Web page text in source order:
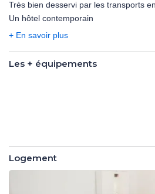
choix prioritaire pour ceux qui
les principaux points d'intérêt
accessibles à pied !
Très bien desservi par les transports
Un hôtel contemporain
+ En savoir plus
Les + équipements
Logement